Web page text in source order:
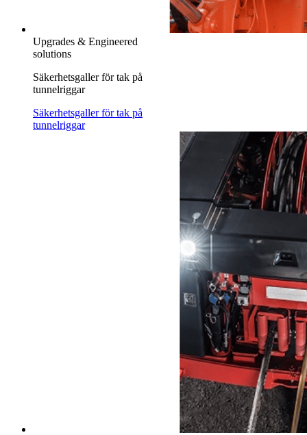
Upgrades & Engineered
solutions
Säkerhetsgaller för tak på
tunnelriggar
Säkerhetsgaller för tak på
tunnelriggar